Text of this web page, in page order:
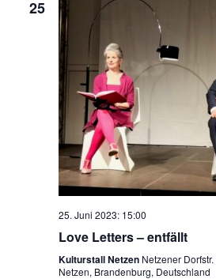
25
25. Juni 2023: 15:00
Love Letters – entfällt
Kulturstall Netzen Netzener
Netzen, Brandenburg, Deutschland